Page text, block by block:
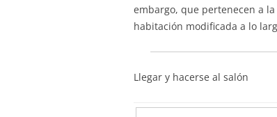
embargo, que pertenecen a
habitación modificada a lo
Llegar y hacerse al salón